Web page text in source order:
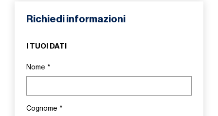
Richiedi informazioni
I TUOI DATI
Nome *
Cognome *